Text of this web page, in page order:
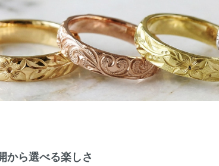
ら選べる楽しさ